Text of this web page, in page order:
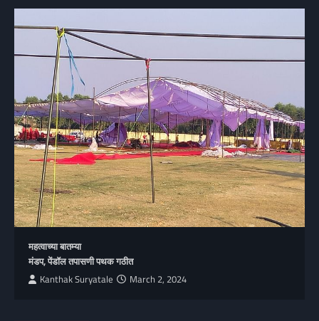
महत्वाच्या बातम्या
मंडप, पेंडॉल तपासणी पथक गठीत
Kanthak Suryatale March 2, 2024